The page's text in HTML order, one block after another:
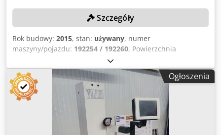
Szczegóły
Rok budowy: 2015, stan: używany, numer
maszyny/pojazdu: 192254 / 192260, Powierzchnia
podstawy: ok. 10x6 m, zakres pomiarowy: ok. 8x3 m, 2
stojaki pomiarowe, wysokość: ok. 350 cm, skalibrowano:
04/2024, różnorodne narzędzia pomiarowe, wraz z
akcesoriami. Dkedpfxozqy R Ij Alhjr
Ogłoszenia